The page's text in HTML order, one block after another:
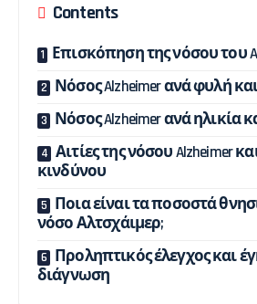
Contents
Επισκόπηση της νόσου του
Νόσος Alzheimer ανά φυλή
Νόσος Alzheimer ανά ηλικία
Αιτίες της νόσου Alzheimer
κινδύνου
Ποια είναι τα ποσοστά
νόσο Αλτσχάιμερ;
Προληπτικός έλεγχος και
διάγνωση